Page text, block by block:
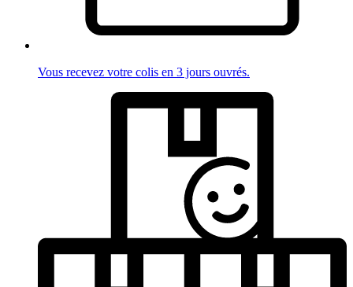
Vous recevez votre colis en 3 jours ouvrés.